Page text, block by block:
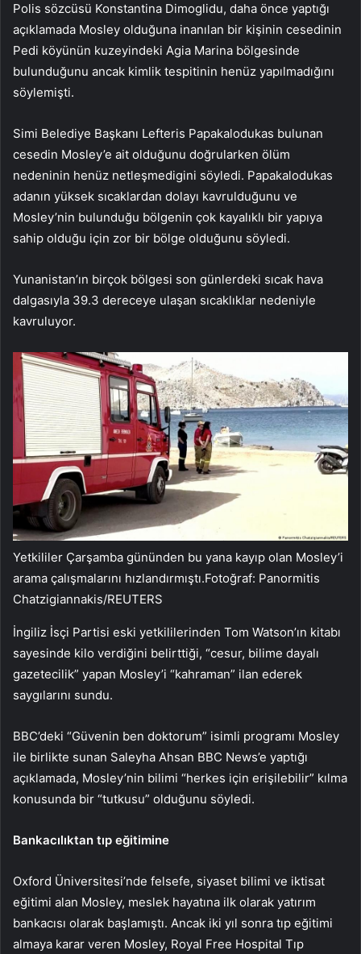
Polis sözcüsü Konstantina Dimoglidu, daha önce yaptığı
açıklamada Mosley olduğuna inanılan bir kişinin cesedinin
Pedi köyünün kuzeyindeki Agia Marina bölgesinde
bulunduğunu ancak kimlik tespitinin henüz yapılmadığını
söylemişti.
Simi Belediye Başkanı Lefteris Papakalodukas bulunan
cesedin Mosley’e ait olduğunu doğrularken ölüm
nedeninin henüz netleşmedigini söyledi. Papakalodukas
adanın yüksek sıcaklardan dolayı kavrulduğunu ve
Mosley’nin bulunduğu bölgenin çok kayalıklı bir yapıya
sahip olduğu için zor bir bölge olduğunu söyledi.
Yunanistan’ın birçok bölgesi son günlerdeki sıcak hava
dalgasıyla 39.3 dereceye ulaşan sıcaklıklar nedeniyle
kavruluyor.
Yetkililer Çarşamba gününden bu yana kayıp olan Mosley’i
arama çalışmalarını hızlandırmıştı.Fotoğraf: Panormitis
Chatzigiannakis/REUTERS
İngiliz İsçi Partisi eski yetkililerinden Tom Watson’ın kitabı
sayesinde kilo verdiğini belirttiği, “cesur, bilime dayalı
gazetecilik” yapan Mosley’i “kahraman” ilan ederek
saygılarını sundu.
BBC’deki “Güvenin ben doktorum” isimli programı Mosley
ile birlikte sunan Saleyha Ahsan BBC News’e yaptığı
açıklamada, Mosley’nin bilimi “herkes için erişilebilir” kılma
konusunda bir “tutkusu” olduğunu söyledi.
Bankacılıktan tıp eğitimine
Oxford Üniversitesi’nde felsefe, siyaset bilimi ve iktisat
eğitimi alan Mosley, meslek hayatına ilk olarak yatırım
bankacısı olarak başlamıştı. Ancak iki yıl sonra tıp eğitimi
almaya karar veren Mosley, Royal Free Hospital Tıp